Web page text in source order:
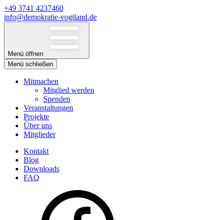
+49 3741 4237460
info@demokratie-vogtland.de
Menü öffnen
Menü schließen
Mitmachen
Mitglied werden
Spenden
Veranstaltungen
Projekte
Über uns
Mitglieder
Kontakt
Blog
Downloads
FAQ